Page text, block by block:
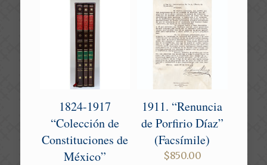
1824-1917
“Colección de
Constituciones de
México”
1911. “Renuncia
de Porfirio Díaz”
(Facsímile)
$850.00